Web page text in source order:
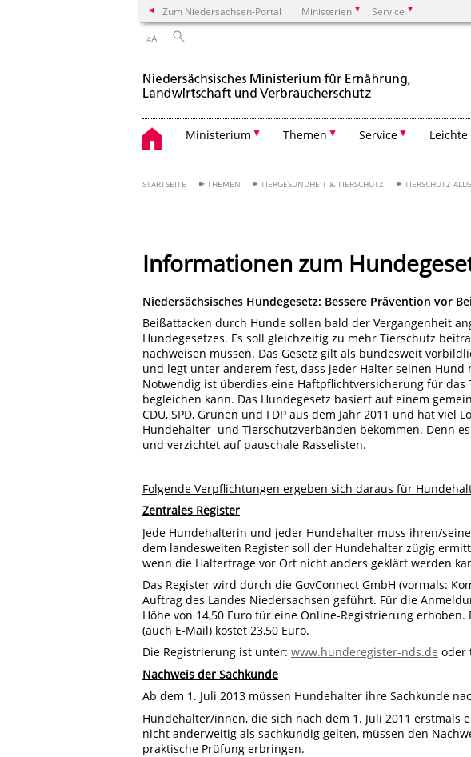
Zum Niedersachsen-Portal Ministerien Service
AA
Ministerium Themen Service
STARTSEITE THEMEN TIERGESUNDHEIT & TIERSCHUTZ TIERSCHUTZ
Informationen zum
Niedersächsisches Hundegesetz: Bessere Prävention vor
Beißattacken durch Hunde sollen bald der Vergangenheit
Hundegesetzes. Es soll gleichzeitig zu mehr Tierschutz
nachweisen müssen. Das Gesetz gilt als bundesweit
und legt unter anderem fest, dass jeder Halter seinen Hund
Notwendig ist überdies eine Haftpflichtversicherung für das
begleichen kann. Das Hundegesetz basiert auf einem
CDU, SPD, Grünen und FDP aus dem Jahr 2011 und hat viel
Hundehalter- und Tierschutzverbänden bekommen. Denn
und verzichtet auf pauschale Rasselisten.
Folgende Verpflichtungen ergeben sich daraus für
Zentrales Register
Jede Hundehalterin und jeder Hundehalter muss ihren/
dem landesweiten Register soll der Hundehalter zügig
wenn die Halterfrage vor Ort nicht anders geklärt werden
Das Register wird durch die GovConnect GmbH (vormals:
Auftrag des Landes Niedersachsen geführt. Für die
Höhe von 14,50 Euro für eine Online-Registrierung
(auch E-Mail) kostet 23,50 Euro.
Die Registrierung ist unter: www.hunderegister-nds.de oder
Nachweis der Sachkunde
Ab dem 1. Juli 2013 müssen Hundehalter ihre Sachkunde
Hundehalter/innen, die sich nach dem 1. Juli 2011 erstmals
nicht anderweitig als sachkundig gelten, müssen den
praktische Prüfung erbringen.